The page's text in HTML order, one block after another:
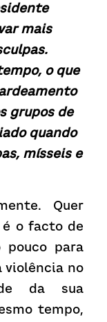
mais
o que
grupos de
quando
mísseis e
Quer
é o facto de
para
violência no
da sua
tempo,